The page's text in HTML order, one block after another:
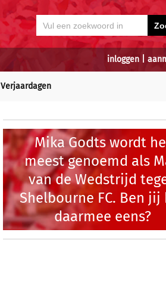
inloggen
Verjaardagen
Mika Godts wordt
meest genoemd als
van de Wedstrijd
Shelbourne FC. Ben jij
daarmee eens?